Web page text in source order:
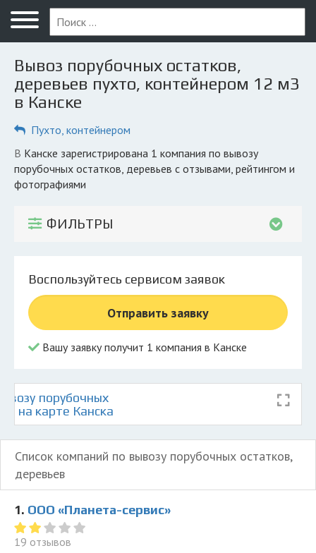
Меню
Главная
Вопрос юристу
Канск
ПОЛЬЗОВАТЕЛЯМ
Компании
Экоблог
Личный кабинет
Вывоз порубочных остатков,
деревьев пухто, контейнером 12 м3
в Канске
Пухто, контейнером
в Канске зарегистрирована 1 компания по вывозу
порубочных остатков, деревьев с отзывами, рейтингом и
фотографиями
ФИЛЬТРЫ
Воспользуйтесь сервисом заявок
Отправить заявку
Вашу заявку получит 1 компания в Канске
порубочных
на карте Канска
Список компаний по вывозу порубочных остатков,
деревьев
1. ООО «Планета-сервис»
19 отзывов